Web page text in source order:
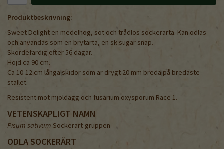
Produktbeskrivning:
Sweet Delight en medelhög, söt och trådlös sockerärta. Kan odlas
och användas som en brytärta, en sk sugar snap.
Skördefärdig efter 56 dagar.
Höjd ca 90 cm.
Ca 10-12 cm långa skidor som är drygt 20 mm breda på bredaste
stället.
Resistent mot mjöldagg och fusarium oxysporum Race 1.
VETENSKAPLIGT NAMN
Pisum sativum Sockerärt-gruppen
ODLA SOCKERÄRT